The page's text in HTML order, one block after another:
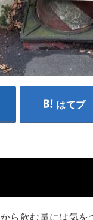
はてブ
ら飲む量には気を